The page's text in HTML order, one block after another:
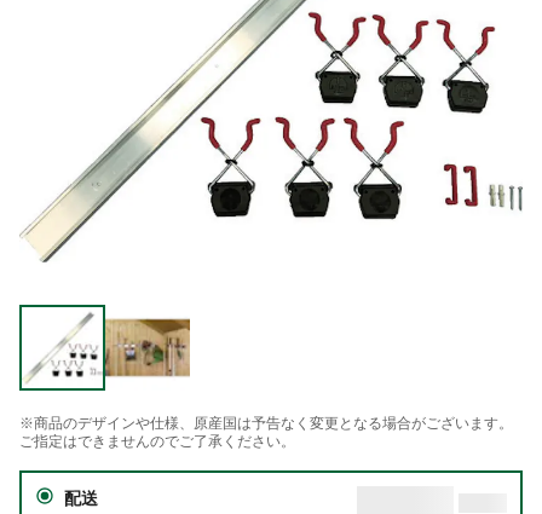
※商品のデザインや仕様、原産国は予告なく変更となる場合がございます。
ご指定はできませんのでご了承ください。
配送